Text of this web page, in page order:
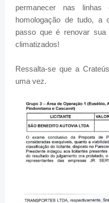
permanecer nas
homologação de tudo, a
passo que é renovar
climatizados!
Ressalta-se que a
uma vez.